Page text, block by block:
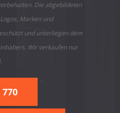
Die abgebildeten
Marken und
und unterliegen dem
Wir verkaufen nur
770